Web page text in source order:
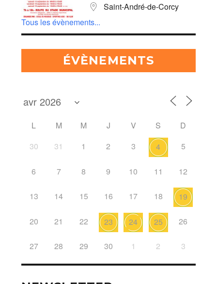
Saint-André-de-Corcy
Tous les évènements...
ÉVÈNEMENTS
L M M J V S
D
30
31 1 2 3 4 5
6 7 8 9 10 11 12
13 14 15 16 17 18 19
20 21 22 23 24 25 26
27 28 29 30 1 2 3